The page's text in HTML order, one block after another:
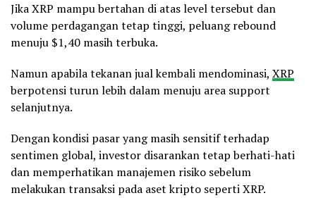
Jika XRP mampu bertahan di atas level tersebut dan
volume perdagangan tetap tinggi, peluang rebound
menuju $1,40 masih terbuka.
Namun apabila tekanan jual kembali mendominasi, XRP
berpotensi turun lebih dalam menuju area support
selanjutnya.
Dengan kondisi pasar yang masih sensitif terhadap
sentimen global, investor disarankan tetap berhati-hati
dan memperhatikan manajemen risiko sebelum
melakukan transaksi pada aset kripto seperti XRP.